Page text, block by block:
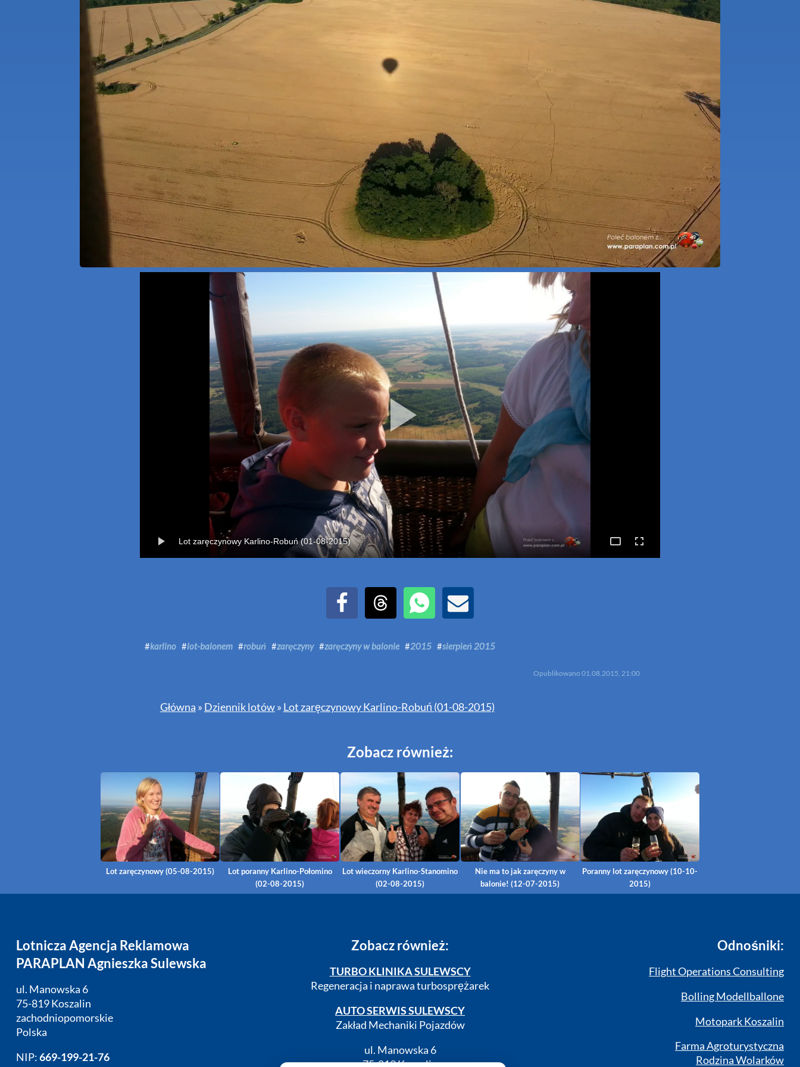
Lot zaręczynowy Karlino-Robuń (01-08-2015)
#karlino #lot-balonem #robuń #zaręczyny #zaręczyny w balonie #2015 #sierpień 2015
Opublikowano01.08.2015, 21:00
Główna » Dziennik lotów » Lot zaręczynowy Karlino-Robuń (01-08-2015)
Zobacz również:
Lot zaręczynowy (05-08-2015)
Lot poranny Karlino-Połomino
(02-08-2015)
Lot wieczorny Karlino-Stanomino
(02-08-2015)
Nie ma to jak zaręczyny w
balonie! (12-07-2015)
Poranny lot zaręczynowy (10-10-
2015)
Lotnicza Agencja Reklamowa
PARAPLAN Agnieszka Sulewska
ul. Manowska 6
75-819 Koszalin
zachodniopomorskie
Polska
NIP:669-199-21-76
Zobacz również:
TURBO KLINIKA SULEWSCY
Regeneracja i naprawa turbosprężarek
AUTO SERWIS SULEWSCY
Zakład Mechaniki Pojazdów
ul. Manowska 6
75-819 Koszalin
Odnośniki:
Flight Operations Consulting
Bolling Modellballone
Motopark Koszalin
Farma Agroturystyczna
Rodzina Wolarków